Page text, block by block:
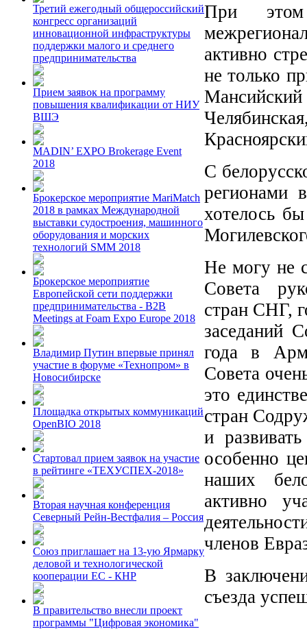
Третий ежегодный общероссийский
конгресс организаций
инновационной инфраструктуры
поддержки малого и среднего
предпринимательства
Прием заявок на программу
повышения квалификации от НИУ
ВШЭ
MADIN’ EXPO Brokerage Event
2018
Брокерское мероприятие MariMatch
2018 в рамках Международной
выставки судостроения, машинного
оборудования и морских
технологий SMM 2018
Брокерское мероприятие
Европейской сети поддержки
предпринимательства - B2B
Meetings at Foam Expo Europe 2018
Владимир Путин впервые принял
участие в форуме «Технопром» в
Новосибирске
Площадка открытых коммуникаций
OpenBIO 2018
Стартовал прием заявок на участие
в рейтинге «ТЕХУСПЕХ-2018»
Вторая научная конференция
Северный Рейн-Вестфалия – Россия
Союз приглашает на 13-ую Ярмарку
деловой и технологической
кооперации ЕС - КНР
В правительство внесли проект
программы "Цифровая экономика"
При этом
активно
не только
С
регионами
хотелось
Не могу не
Совета
стран СНГ,
заседаний
года в
Совета
это
стран
и
особенно
наших
активно
членов
В
съезда